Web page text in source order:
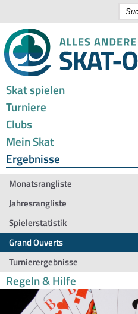
Skat spielen
Turniere
Clubs
Mein Skat
Ergebnisse
Monatsrangliste
Jahresrangliste
Spielerstatistik
Grand Ouverts
Turnierergebnisse
Regeln & Hilfe